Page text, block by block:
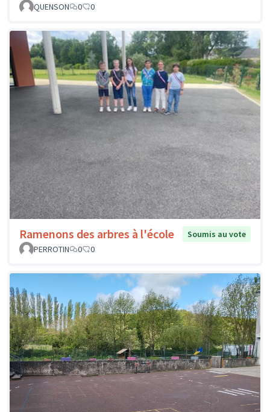
QUENSON
0 0
Ramenons des arbres à l'école
Soumis au vote
PERROTIN
0 0